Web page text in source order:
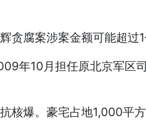
腐案涉案金额可能超过1
10月担任原北京军区司
爆。豪宅占地1,000平方